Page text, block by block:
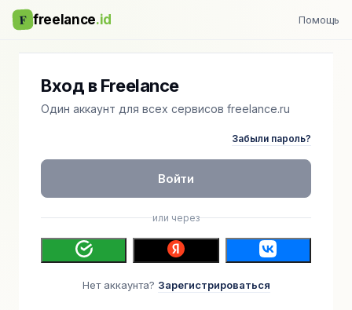
F freelance.id Помощь
Вход в Freelance
Один аккаунт для всех сервисов freelance.ru
Забыли пароль?
Войти
или через
Нет аккаунта? Зарегистрироваться